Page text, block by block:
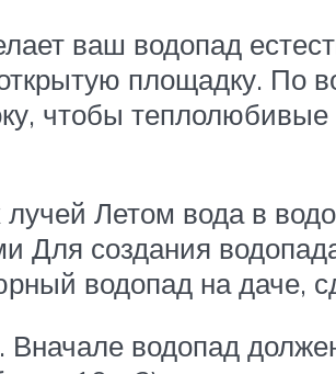
ваш водопад
площадку. По
чтобы
Летом вода в
Для создания
водопад на даче,
водопад